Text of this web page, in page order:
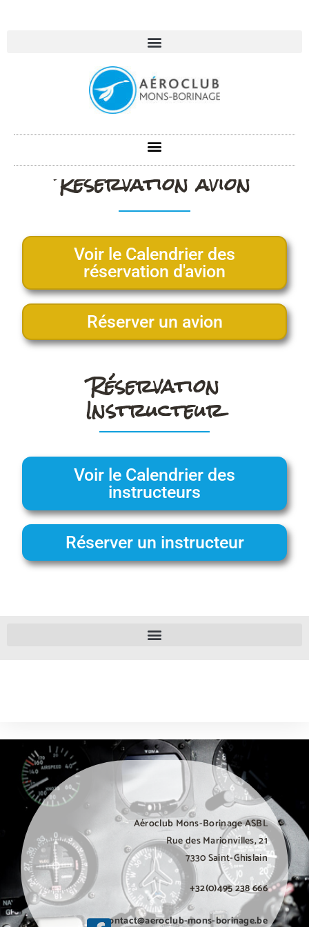
Réservation avion
Voir le Calendrier des
réservation d'avion
Réserver un avion
Réservation
Instructeur
Voir le Calendrier des
instructeurs
Réserver un instructeur
Aéroclub Mons-Borinage ASBL
Rue des Marionvilles, 21
7330 Saint-Ghislain
+32(0)495 238 666
contact@aeroclub-mons-borinage.be